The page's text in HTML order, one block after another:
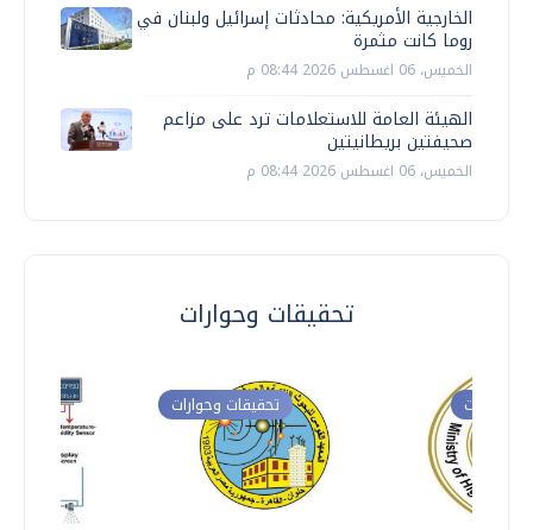
الخارجية الأمريكية: محادثات إسرائيل ولبنان في
روما كانت مثمرة
الخميس، 06 اغسطس 2026 08:44 م
الهيئة العامة للاستعلامات ترد على مزاعم
صحيفتين بريطانيتين
الخميس، 06 اغسطس 2026 08:44 م
تحقيقات وحوارات
تحقيقات وحوارات وحوارات